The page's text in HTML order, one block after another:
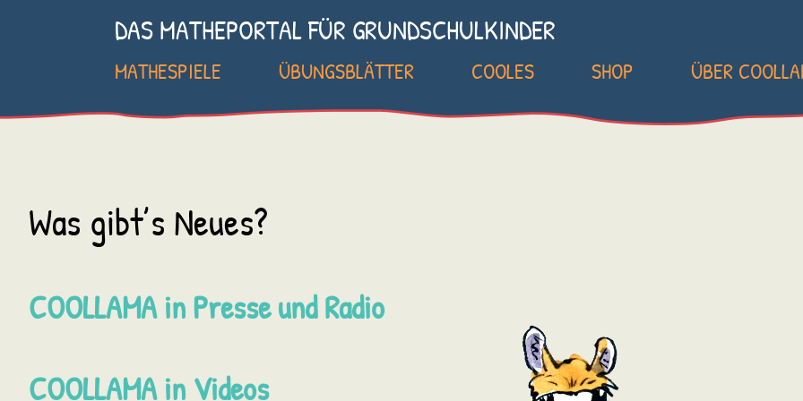
DAS MATHEPORTAL FÜR GRUNDSCHULKINDER
MATHESPIELE ÜBUNGSBLÄTTER COOLES SHOP ÜBER
Was gibt’s Neues?
COOLLAMA in Presse und Radio
COOLLAMA in Videos